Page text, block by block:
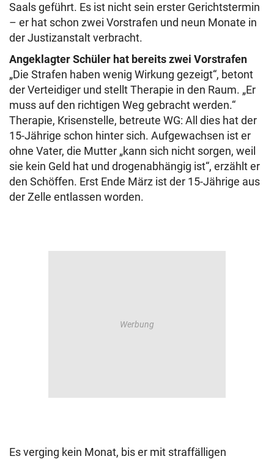
Saals geführt. Es ist nicht sein erster Gerichtstermin
– er hat schon zwei Vorstrafen und neun Monate in
der Justizanstalt verbracht.
Angeklagter Schüler hat bereits zwei Vorstrafen
„Die Strafen haben wenig Wirkung gezeigt“, betont
der Verteidiger und stellt Therapie in den Raum. „Er
muss auf den richtigen Weg gebracht werden.“
Therapie, Krisenstelle, betreute WG: All dies hat der
15-Jährige schon hinter sich. Aufgewachsen ist er
ohne Vater, die Mutter „kann sich nicht sorgen, weil
sie kein Geld hat und drogenabhängig ist“, erzählt er
den Schöffen. Erst Ende März ist der 15-Jährige aus
der Zelle entlassen worden.
Es verging kein Monat, bis er mit straffälligen